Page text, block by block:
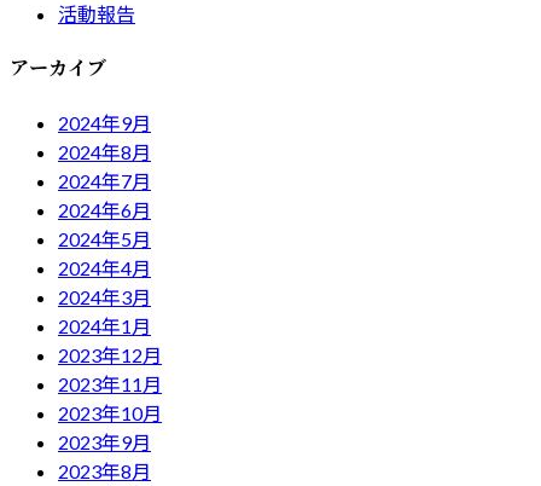
活動報告
アーカイブ
2024年9月
2024年8月
2024年7月
2024年6月
2024年5月
2024年4月
2024年3月
2024年1月
2023年12月
2023年11月
2023年10月
2023年9月
2023年8月